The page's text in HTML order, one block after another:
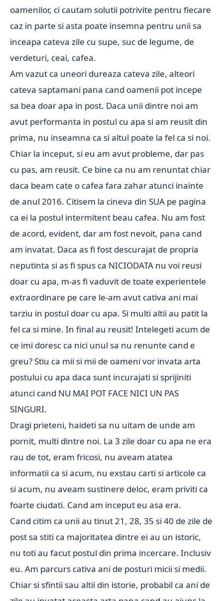
oamenilor, ci cautam solutii potrivite pentru fiecare
caz in parte si asta poate insemna pentru unii sa
inceapa cateva zile cu supe, suc de legume, de
verdeturi, ceai, cafea.
Am vazut ca uneori dureaza cateva zile, alteori
cateva saptamani pana cand oamenii pot incepe
sa bea doar apa in post. Daca unii dintre noi am
avut performanta in postul cu apa si am reusit din
prima, nu inseamna ca si altul poate la fel ca si noi.
Chiar la inceput, si eu am avut probleme, dar pas
cu pas, am reusit. Ce bine ca nu am renuntat chiar
daca beam cate o cafea fara zahar atunci inainte
de anul 2016. Citisem la cineva din SUA pe pagina
ca ei la postul intermitent beau cafea. Nu am fost
de acord, evident, dar am fost nevoit, pana cand
am invatat. Daca as fi fost descurajat de propria
neputinta si as fi spus ca NICIODATA nu voi reusi
doar cu apa, m-as fi vaduvit de toate experientele
extraordinare pe care le-am avut cativa ani mai
tarziu in postul doar cu apa. Si multi altii au patit la
fel ca si mine. In final au reusit! Intelegeti acum de
ce imi doresc ca nici unul sa nu renunte cand e
greu? Stiu ca mii si mii de oameni vor invata arta
postului cu apa daca sunt incurajati si sprijiniti
atunci cand NU MAI POT FACE NICI UN PAS
SINGURI.
Dragi prieteni, haideti sa nu uitam de unde am
pornit, multi dintre noi. La 3 zile doar cu apa ne era
rau de tot, eram fricosi, nu aveam atatea
informatii ca si acum, nu exstau carti si articole ca
si acum, nu aveam sustinere deloc, eram priviti ca
foarte ciudati. Cand am inceput eu asa era.
Cand citim ca unii au tinut 21, 28, 35 si 40 de zile de
post sa stiti ca majoritatea dintre ei au un istoric,
nu toti au facut postul din prima incercare. Inclusiv
eu. Am parcurs cativa ani de posturi micii si medii.
Chiar si sfintii sau altii din istorie, probabil ca ani de